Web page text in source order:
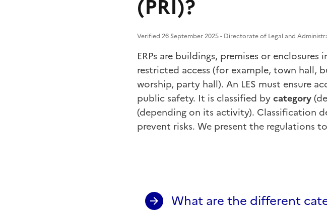
(PRI)?
Verified 26 September 2025 - Directorate of Legal and
ERPs are buildings, premises or
restricted access (for example, town hall,
worship, party hall). An LES must ensure
public safety. It is classified bycategory
(depending on its activity). Classification
prevent risks. We present the regulations
What are the different